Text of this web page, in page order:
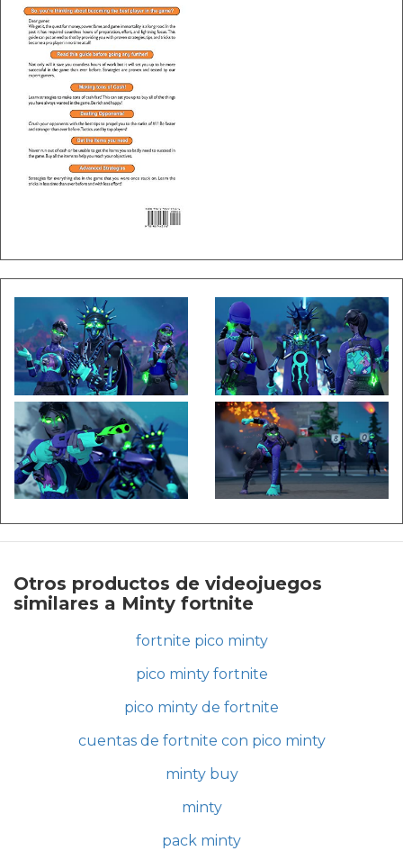
Otros productos de videojuegos
similares a Minty fortnite
fortnite pico minty
pico minty fortnite
pico minty de fortnite
cuentas de fortnite con pico minty
minty buy
minty
pack minty